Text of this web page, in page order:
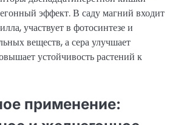
эффект. В саду магний входит
участвует в фотосинтезе и
веществ, а сера улучшает
устойчивость растений к
применение: